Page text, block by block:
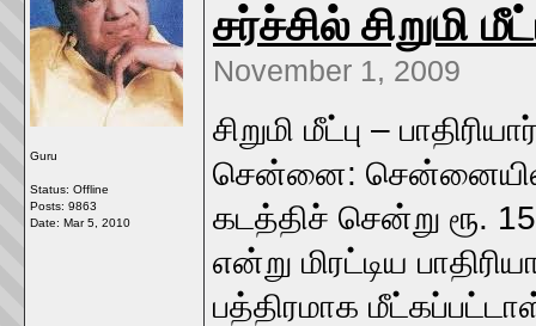
Guru
Status: Offline
Posts: 9863
Date: Mar 5, 2010
சர்ச்சில் சிறுமி
November 1, 2009
சிறுமி மீட்பு –
சென்னை: சென்னையில்
கடத்திச் சென்று ரூ.
என்று மிரட்டிய
பத்திரமாக